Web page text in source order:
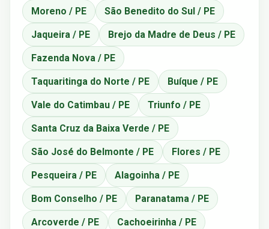
Moreno / PE São Benedito do Sul / PE
Jaqueira / PE Brejo da Madre de Deus / PE
Fazenda Nova / PE
Taquaritinga do Norte / PE Buíque / PE
Vale do Catimbau / PE Triunfo / PE
Santa Cruz da Baixa Verde / PE
São José do Belmonte / PE Flores / PE
Pesqueira / PE Alagoinha / PE
Bom Conselho / PE Paranatama / PE
Arcoverde / PE Cachoeirinha / PE